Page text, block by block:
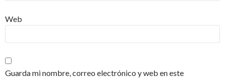
Web
Guarda mi nombre, correo electrónico y web en este